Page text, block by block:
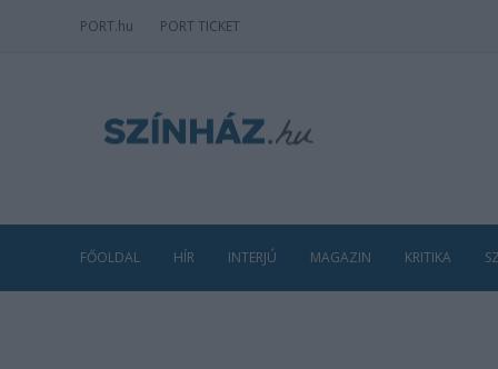
PORT.hu PORT TICKET
FŐOLDAL HÍR INTERJÚ MAGAZIN KRITIKA